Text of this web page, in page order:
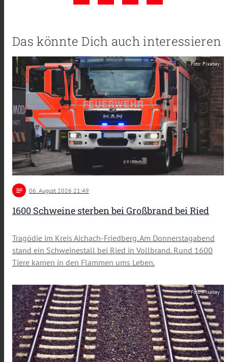
Das könnte Dich auch interessieren
Foto: Pixabay
notes 06 . August 2026 21:49
1600 Schweine sterben bei Großbrand bei Ried
Tragödie im Kreis Aichach-Friedberg. Am Donnerstagabend
stand ein Schweinestall bei Ried in Vollbrand. Rund 1600
Tiere kamen in den Flammen ums Leben.
Foto: Pixabay